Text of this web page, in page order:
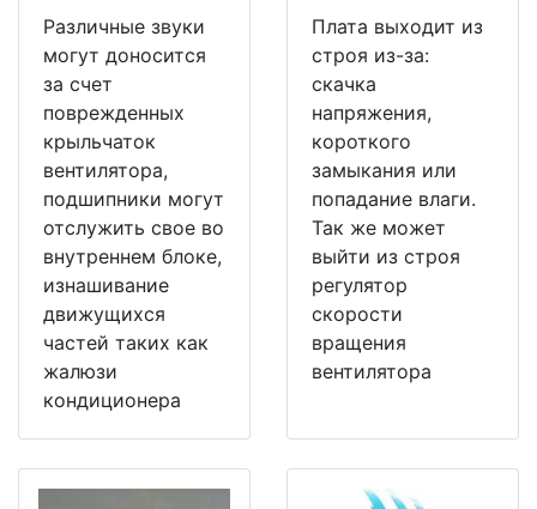
Различные звуки
могут доносится
за счет
поврежденных
крыльчаток
вентилятора,
подшипники могут
отслужить свое во
внутреннем блоке,
изнашивание
движущихся
частей таких как
жалюзи
кондиционера
Плата выходит из
строя из-за:
скачка
напряжения,
короткого
замыкания или
попадание влаги.
Так же может
выйти из строя
регулятор
скорости
вращения
вентилятора